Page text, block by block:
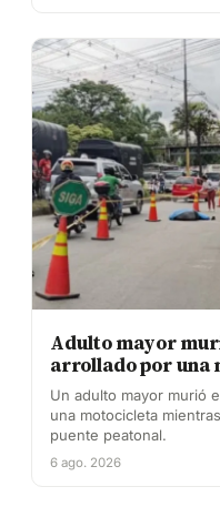
Adulto mayor
arrollado por una
Un adulto mayor murió
una motocicleta
puente peatonal.
6 ago. 2026